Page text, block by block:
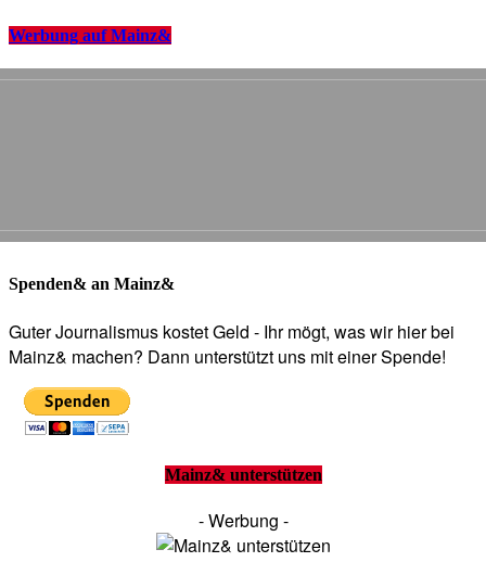
Werbung auf Mainz&
Spenden& an Mainz&
Guter Journalismus kostet Geld - Ihr mögt, was wir hier bei
Mainz& machen? Dann unterstützt uns mit einer Spende!
Mainz& unterstützen
- Werbung -